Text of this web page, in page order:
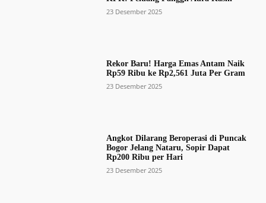
23 Desember 2025
Rekor Baru! Harga Emas Antam Naik
Rp59 Ribu ke Rp2,561 Juta Per Gram
23 Desember 2025
Angkot Dilarang Beroperasi di Puncak
Bogor Jelang Nataru, Sopir Dapat
Rp200 Ribu per Hari
23 Desember 2025